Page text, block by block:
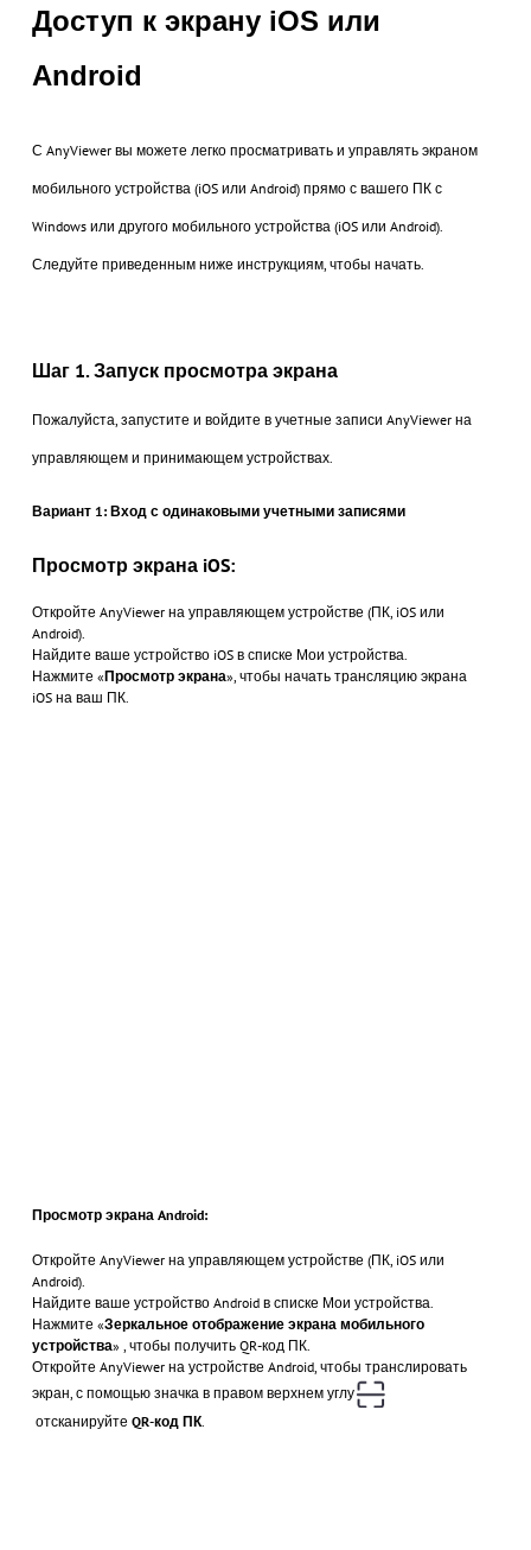
Доступ к экрану iOS или
Android
С AnyViewer вы можете легко просматривать и управлять экраном
мобильного устройства (iOS или Android) прямо с вашего ПК с
Windows или другого мобильного устройства (iOS или Android).
Следуйте приведенным ниже инструкциям, чтобы начать.
Шаг 1. Запуск просмотра экрана
Пожалуйста, запустите и войдите в учетные записи AnyViewer на
управляющем и принимающем устройствах.
Вариант 1: Вход с одинаковыми учетными записями
Просмотр экрана iOS:
Откройте AnyViewer на управляющем устройстве (ПК, iOS или
Android).
Найдите ваше устройство iOS в списке Мои устройства.
Нажмите «Просмотр экрана», чтобы начать трансляцию экрана
iOS на ваш ПК.
Просмотр экрана Android:
Откройте AnyViewer на управляющем устройстве (ПК, iOS или
Android).
Найдите ваше устройство Android в списке Мои устройства.
Нажмите «Зеркальное отображение экрана мобильного
устройства» , чтобы получить QR-код ПК.
Откройте AnyViewer на устройстве Android, чтобы транслировать
экран, с помощью значка в правом верхнем углу
отсканируйте QR-код ПК.